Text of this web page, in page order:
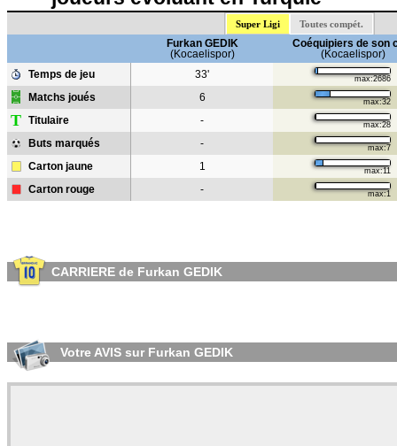
Super Ligi Toutes compét.
Furkan GEDIK
(Kocaelispor)
Coéquipiers de son
(Kocaelispor)
Temps de jeu
33' max:2686
Matchs joués 6 max:32
T Titulaire - max:28
Buts marqués - max:7
Carton jaune 1 max:11
Carton rouge - max:1
CARRIERE de Furkan GEDIK
Votre AVIS sur Furkan GEDIK